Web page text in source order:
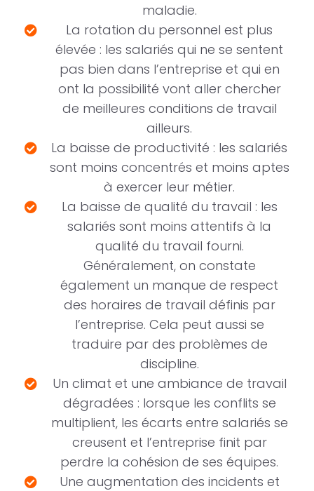
maladie.
La rotation du personnel est plus
élevée : les salariés qui ne se sentent
pas bien dans l’entreprise et qui en
ont la possibilité vont aller chercher
de meilleures conditions de travail
ailleurs.
La baisse de productivité : les salariés
sont moins concentrés et moins aptes
à exercer leur métier.
La baisse de qualité du travail : les
salariés sont moins attentifs à la
qualité du travail fourni.
Généralement, on constate
également un manque de respect
des horaires de travail définis par
l’entreprise. Cela peut aussi se
traduire par des problèmes de
discipline.
Un climat et une ambiance de travail
dégradées : lorsque les conflits se
multiplient, les écarts entre salariés se
creusent et l’entreprise finit par
perdre la cohésion de ses équipes.
Une augmentation des incidents et